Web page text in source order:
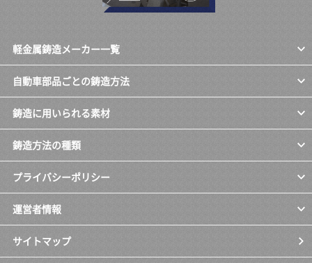
軽金属鋳造メーカー一覧
自動車部品ごとの鋳造方法
鋳造に用いられる素材
鋳造方法の種類
プライバシーポリシー
運営者情報
サイトマップ